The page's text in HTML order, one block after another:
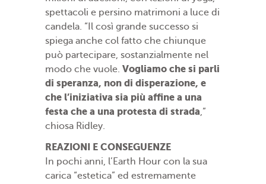
spettacoli e persino matrimoni a luce di
candela. “Il così grande successo si
spiega anche col fatto che chiunque
può partecipare, sostanzialmente nel
modo che vuole. Vogliamo che si parli
di speranza, non di disperazione, e
che l’iniziativa sia più affine a una
festa che a una protesta di strada,”
chiosa Ridley.
REAZIONI E CONSEGUENZE
In pochi anni, l’Earth Hour con la sua
carica “estetica” ed estremamente